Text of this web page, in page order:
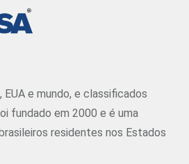
e mundo, e classificados
fundado em 2000 e é uma
residentes nos Estados